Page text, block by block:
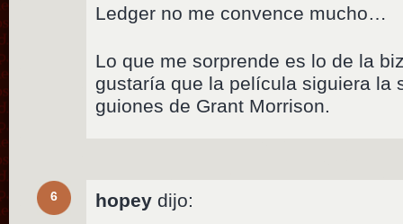
Ledger no me convence mucho…
Lo que me sorprende es lo de la
gustaría que la película siguiera la
guiones de Grant Morrison.
6 hopey dijo: